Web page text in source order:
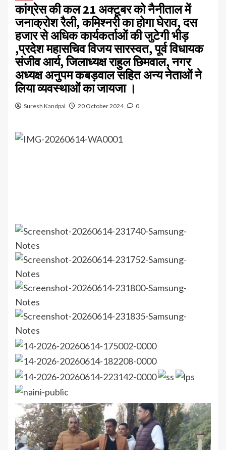
कांग्रेस की कल 21 अक्टूबर को नैनीताल में
जनाक्रोश रैली, कमिश्नरी का होगा घेराव, दस
हजार से अधिक कार्यकर्ताओं की जुटेगी भीड़
,प्रदेश महासचिव विजय सारस्वत, पूर्व विधायक
संजीव आर्य, जिलाध्यक्ष राहुल छिमवाल, नगर
अध्यक्ष अनुपम कबड़वाल सहित अन्य नेताओं ने
लिया व्यवस्थाओं का जायजा ।
Suresh Kandpal 20 October 2024 0